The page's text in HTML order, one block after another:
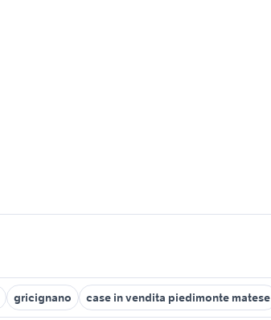
gricignano case in vendita piedimonte matese